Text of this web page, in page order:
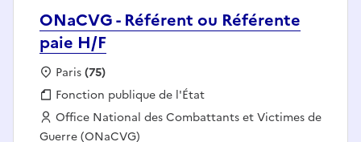
ONaCVG - Référent ou Référente
paie H/F
Localisation :
Paris(75)
Fonction publique :
Fonction publique de l'État
Employeur :
Office National des Combattants et Victimes de
Guerre (ONaCVG)